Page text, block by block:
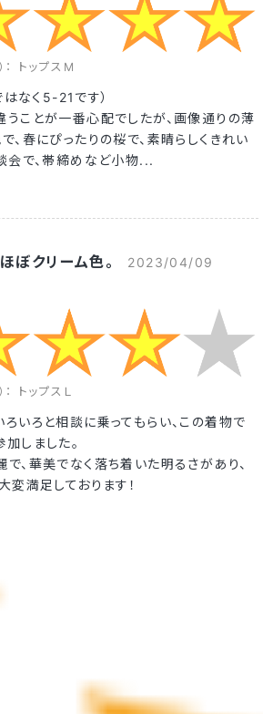
トップスM
なく5-21です）
ことが一番心配でしたが、画像通りの薄
、春にぴったりの桜で、素晴らしくきれい
会で、帯締めなど小物...
ぼクリーム色。
2023/04/09
トップスＬ
いろと相談に乗ってもらい、この着物で
しました。
、華美でなく落ち着いた明るさがあり、
変満足しております！